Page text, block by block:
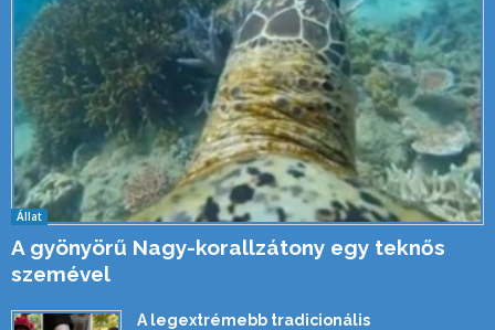
Állat
A gyönyörű Nagy-korallzátony egy teknős
szemével
A legextrémebb tradicionális